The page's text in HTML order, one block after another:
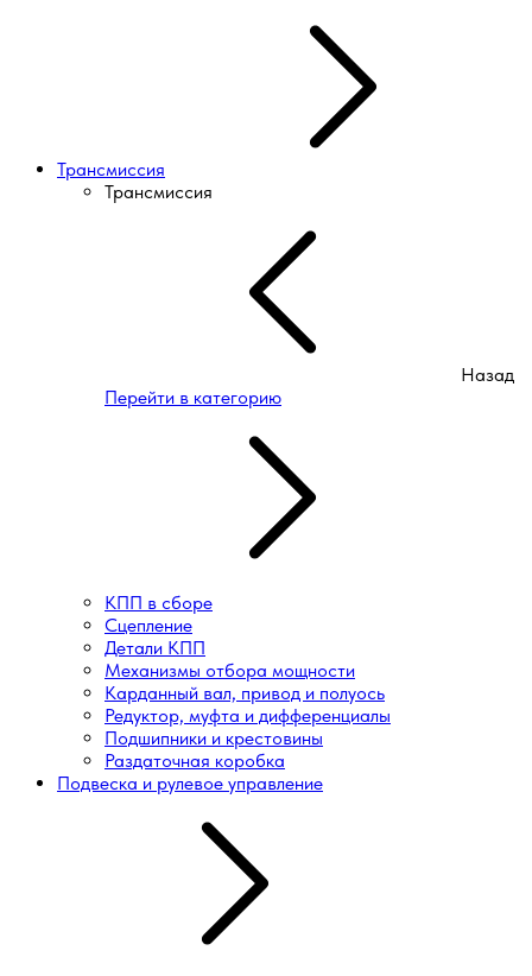
Трансмиссия
Трансмиссия
Назад
Перейти в категорию
КПП в сборе
Сцепление
Детали КПП
Механизмы отбора мощности
Карданный вал, привод и полуось
Редуктор, муфта и дифференциалы
Подшипники и крестовины
Раздаточная коробка
Подвеска и рулевое управление